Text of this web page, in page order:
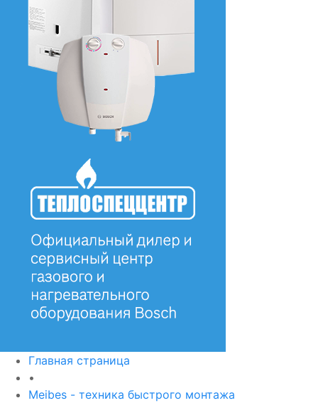
Главная страница
•
Meibes - техника быстрого монтажа